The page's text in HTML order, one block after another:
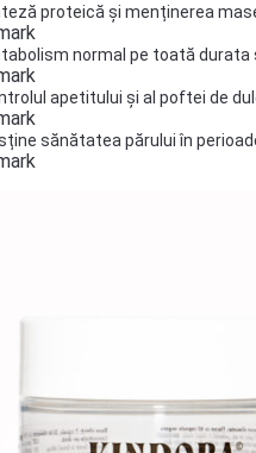
proteică și menținerea
normal pe toată durata
apetitului și al poftei de
sănătatea părului în